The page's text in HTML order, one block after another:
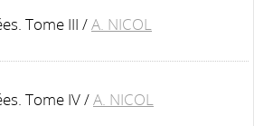
Tome III /A. NICOL
Tome IV/A. NICOL